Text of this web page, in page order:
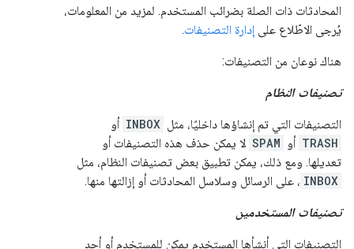
المحادثات ذات الصلة بضرائب المستخدم. لمزيد من المعلومات،
يُرجى الاطّلاع على إدارة التصنيفات.
هناك نوعان من التصنيفات:
تصنيفات النظام
التصنيفات التي تم إنشاؤها داخليًا، مثل INBOX أو
TRASH أو SPAM لا يمكن حذف هذه التصنيفات أو
تعديلها. ومع ذلك، يمكن تطبيق بعض تصنيفات النظام، مثل
INBOX ، على الرسائل وسلاسل المحادثات أو إزالتها منها.
تصنيفات المستخدمين
التصنيفات التي أنشأها المستخدم يمكن للمستخدم أو أحد